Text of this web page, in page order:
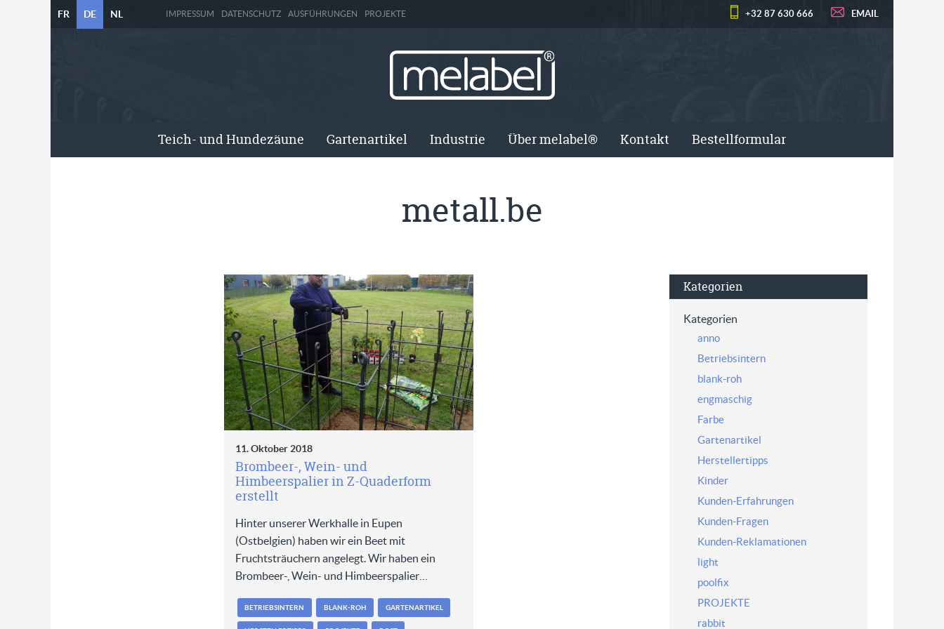
FR DE NL IMPRESSUM DATENSCHUTZ AUSFÜHRUNGEN PROJEKTE +32 87 630 666 EMAIL
Teich- und Hundezäune Gartenartikel Industrie Über melabel® Kontakt Bestellformular
metall.be
11. Oktober 2018
Brombeer-, Wein- und
Himbeerspalier in Z-Quaderform
erstellt
Hinter unserer Werkhalle in Eupen
(Ostbelgien) haben wir ein Beet mit
Fruchtsträuchern angelegt. Wir haben ein
Brombeer-, Wein- und Himbeerspalier…
BETRIEBSINTERN BLANK-ROH GARTENARTIKEL
Kategorien
Kategorien
anno
Betriebsintern
blank-roh
engmaschig
Farbe
Gartenartikel
Herstellertipps
Kinder
Kunden-Erfahrungen
Kunden-Fragen
Kunden-Reklamationen
light
poolfix
PROJEKTE
rabbit